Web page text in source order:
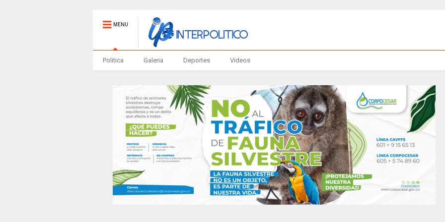
MENU
Politica Galeria Deportes Videos